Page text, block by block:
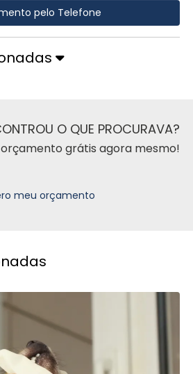
pelo Telefone
O QUE PROCURAVA?
orçamento grátis agora mesmo!
meu orçamento